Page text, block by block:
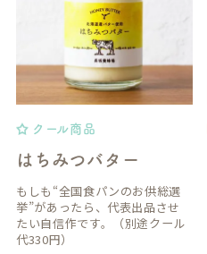
はちみつバター
クール商品
もしも“全国食パンのお供総選
挙”があったら、代表出品させ
たい自信作です。（別途クール
代330円）